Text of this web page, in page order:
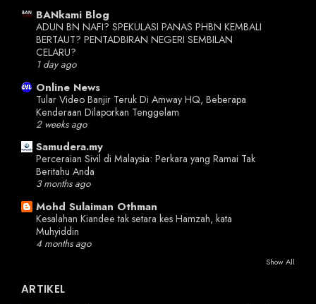
BANkami Blog
ADUN BN NAFI? SPEKULASI PANAS PHBN KEMBALI
BERTAUT? PENTADBIRAN NEGERI SEMBILAN
CELARU?
1 day ago
Online News
Tular Video Banjir Teruk Di Amway HQ, Beberapa
Kenderaan Dilaporkan Tenggelam
2 weeks ago
Samudera.my
Perceraian Sivil di Malaysia: Perkara yang Ramai Tak
Beritahu Anda
3 months ago
Mohd Sulaiman Othman
Kesalahan Kiandee tak setara kes Hamzah, kata
Muhyiddin
4 months ago
Show All
ARTIKEL